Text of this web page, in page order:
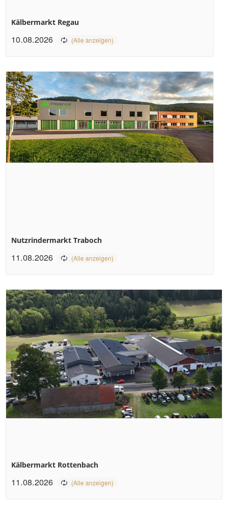
Kälbermarkt Regau
10.08.2026
Nutzrindermarkt Traboch
11.08.2026
Kälbermarkt Rottenbach
11.08.2026